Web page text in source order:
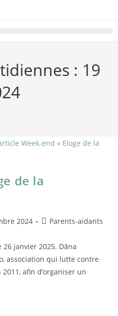
: 19
de la
2024 Parents-aidants
janvier 2025. Dāna
association qui lutte contre
afin d’organiser un